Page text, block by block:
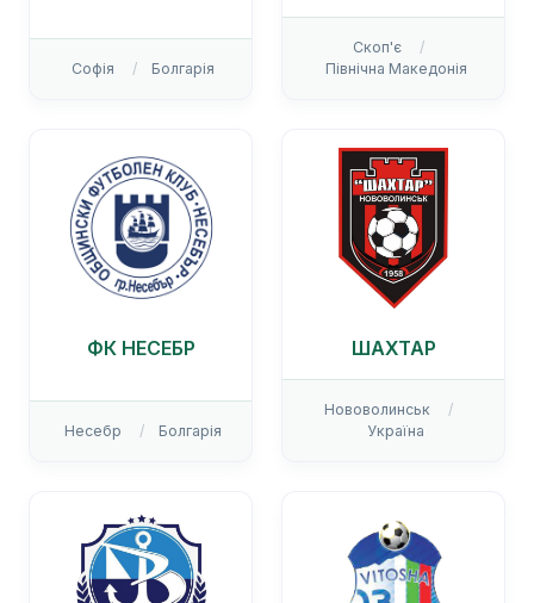
Софія Болгарія
Скоп'є
Північна Македонія
ФК НЕСЕБР
Несебр Болгарія
ШАХТАР
Нововолинськ
Україна